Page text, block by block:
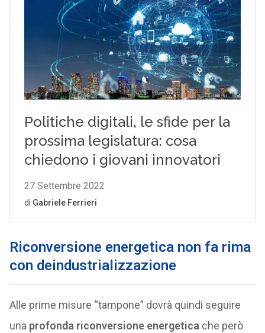
Riconversione energetica non fa rima
con deindustrializzazione
Alle prime misure “tampone” dovrà quindi seguire
una profonda riconversione energetica che però